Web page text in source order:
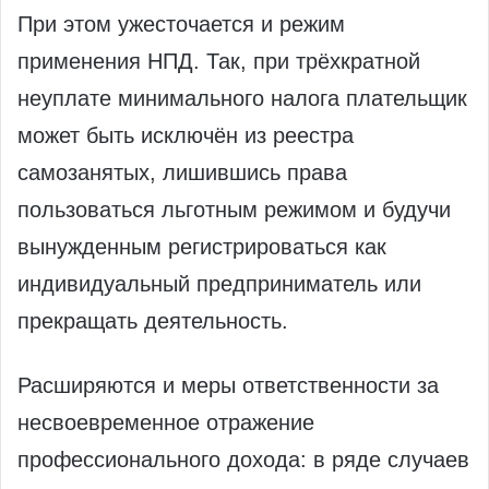
При этом ужесточается и режим
применения НПД. Так, при трёхкратной
неуплате минимального налога плательщик
может быть исключён из реестра
самозанятых, лишившись права
пользоваться льготным режимом и будучи
вынужденным регистрироваться как
индивидуальный предприниматель или
прекращать деятельность.
Расширяются и меры ответственности за
несвоевременное отражение
профессионального дохода: в ряде случаев